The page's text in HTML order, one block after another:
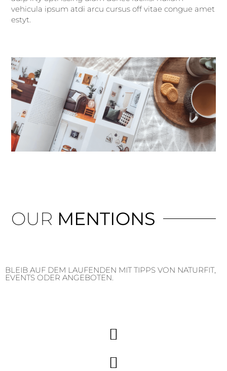
vehicula ipsum atdi arcu cursus off vitae congue amet
estyt.
OUR MENTIONS
BLEIB AUF DEM LAUFENDEN MIT TIPPS VON NATURFIT,
EVENTS ODER ANGEBOTEN.